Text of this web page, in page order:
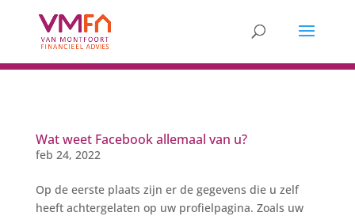
Wat weet Facebook allemaal van u?
feb 24, 2022
Op de eerste plaats zijn er de gegevens die u zelf
heeft achtergelaten op uw profielpagina. Zoals uw